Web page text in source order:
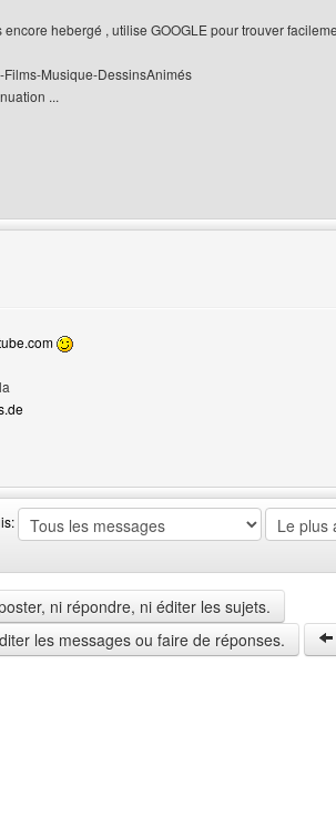
hebergé , utilise GOOGLE pour trouver
Musique-DessinsAnimés
...
aksel1
lsdreams
ni répondre, ni éditer les sujets.
les messages ou faire de réponses.